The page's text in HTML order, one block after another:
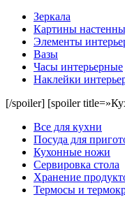
Зеркала
Картины
Элементы
Вазы
Часы интерьерные
Наклейки
[/spoiler] [spoiler
Все для кухни
Посуда для
Кухонные ножи
Сервировка стола
Хранение
Термосы и